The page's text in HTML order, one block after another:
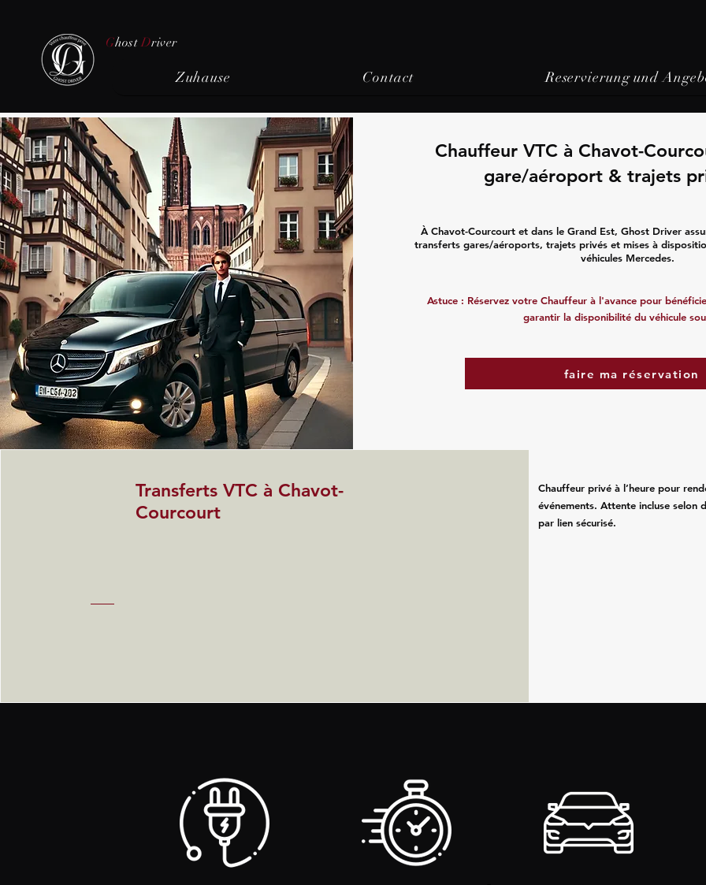
Ghost Driver
Zuhause Contact Reservierung und
Chauffeur VTC à Chavot-
gare/aéroport & trajets
À Chavot-Courcourt et dans le Grand Est, Ghost Driver
transferts gares/aéroports, trajets privés et mises à
véhicules Mercedes.
Astuce : Réservez votre Chauffeur à l'avance pour
garantir la disponibilité du véhicule
faire ma réservation
Transferts VTC à Chavot-
Courcourt
Chauffeur privé à l’heure pour
événements. Attente incluse selon
par lien sécurisé.